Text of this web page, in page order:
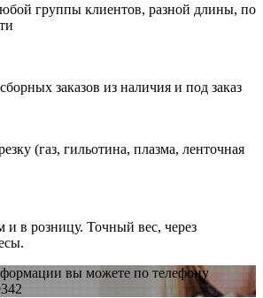
группы клиентов, разной длины, по
заказов из наличия и под заказ
(газ, гильотина, плазма, ленточная
и в розницу. Точный вес, через
вы можете по телефону